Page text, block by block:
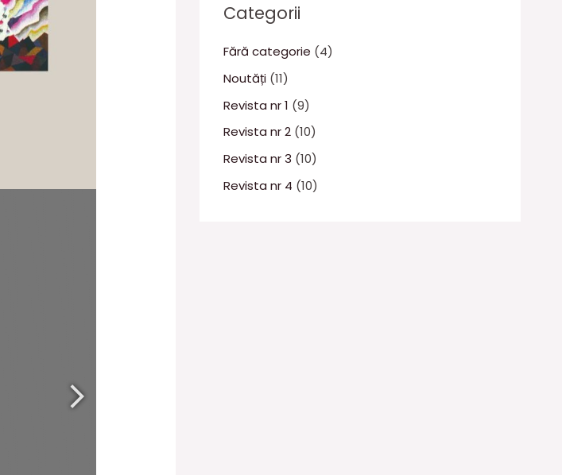
Categorii
Fără categorie (4)
Noutăți (11)
Revista nr 1 (9)
Revista nr 2 (10)
Revista nr 3 (10)
Revista nr 4 (10)